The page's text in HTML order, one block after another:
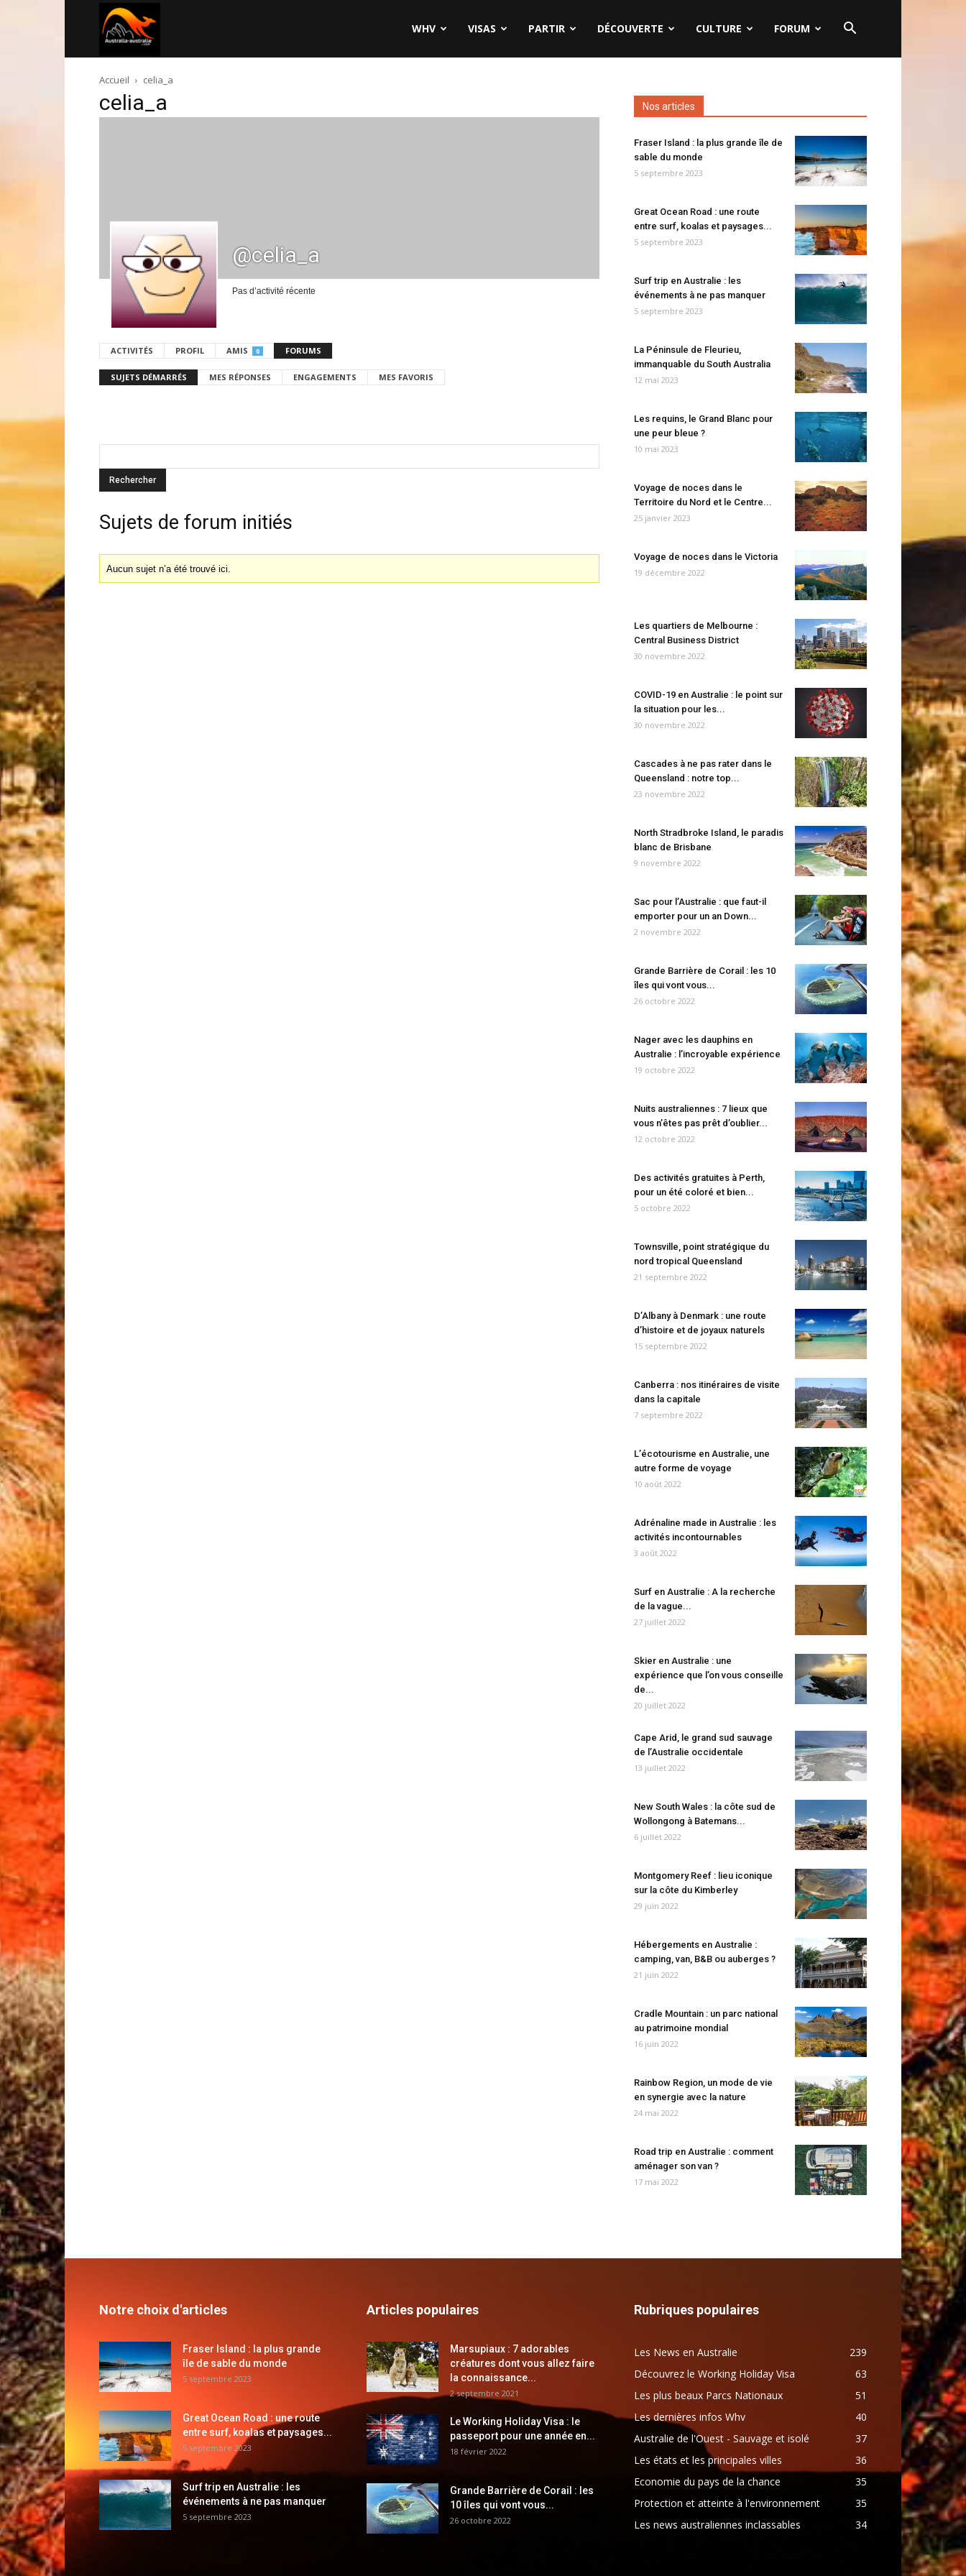
australie.com
WHV VISAS PARTIR DÉCOUVERTE CULTURE FORUM
Accueil celia_a
celia_a
@celia_a
Pas d’activité récente
ACTIVITÉS PROFIL AMIS 0 FORUMS
SUJETS DÉMARRÉS MES RÉPONSES ENGAGEMENTS MES FAVORIS
Sujets de forum initiés
Aucun sujet n’a été trouvé ici.
Nos articles
Fraser Island : la plus grande île de
sable du monde
5 septembre 2023
Great Ocean Road : une route
entre surf, koalas et paysages...
5 septembre 2023
Surf trip en Australie : les
événements à ne pas manquer
5 septembre 2023
La Péninsule de Fleurieu,
immanquable du South Australia
12 mai 2023
Les requins, le Grand Blanc pour
une peur bleue ?
10 mai 2023
Voyage de noces dans le
Territoire du Nord et le Centre...
25 janvier 2023
Voyage de noces dans le Victoria
19 décembre 2022
Les quartiers de Melbourne :
Central Business District
30 novembre 2022
COVID-19 en Australie : le point sur
la situation pour les...
30 novembre 2022
Cascades à ne pas rater dans le
Queensland : notre top...
23 novembre 2022
North Stradbroke Island, le paradis
blanc de Brisbane
9 novembre 2022
Sac pour l’Australie : que faut-il
emporter pour un an Down...
2 novembre 2022
Grande Barrière de Corail : les 10
îles qui vont vous...
26 octobre 2022
Nager avec les dauphins en
Australie : l’incroyable expérience
19 octobre 2022
Nuits australiennes : 7 lieux que
vous n’êtes pas prêt d’oublier...
12 octobre 2022
Des activités gratuites à Perth,
pour un été coloré et bien...
5 octobre 2022
Townsville, point stratégique du
nord tropical Queensland
21 septembre 2022
D’Albany à Denmark : une route
d’histoire et de joyaux naturels
15 septembre 2022
Canberra : nos itinéraires de visite
dans la capitale
7 septembre 2022
L’écotourisme en Australie, une
autre forme de voyage
10 août 2022
Adrénaline made in Australie : les
activités incontournables
3 août 2022
Surf en Australie : A la recherche
de la vague...
27 juillet 2022
Skier en Australie : une
expérience que l’on vous conseille
de...
20 juillet 2022
Cape Arid, le grand sud sauvage
de l’Australie occidentale
13 juillet 2022
New South Wales : la côte sud de
Wollongong à Batemans...
6 juillet 2022
Montgomery Reef : lieu iconique
sur la côte du Kimberley
29 juin 2022
Hébergements en Australie :
camping, van, B&B ou auberges ?
21 juin 2022
Cradle Mountain : un parc national
au patrimoine mondial
16 juin 2022
Rainbow Region, un mode de vie
en synergie avec la nature
24 mai 2022
Road trip en Australie : comment
aménager son van ?
17 mai 2022
Notre choix d'articles
Fraser Island : la plus grande
île de sable du monde
5 septembre 2023
Great Ocean Road : une route
entre surf, koalas et paysages...
5 septembre 2023
Surf trip en Australie : les
événements à ne pas manquer
5 septembre 2023
Articles populaires
Marsupiaux : 7 adorables
créatures dont vous allez faire
la connaissance...
2 septembre 2021
Le Working Holiday Visa : le
passeport pour une année en...
18 février 2022
Grande Barrière de Corail : les
10 îles qui vont vous...
26 octobre 2022
Rubriques populaires
Les News en Australie
239
Découvrez le Working Holiday Visa
63
Les plus beaux Parcs Nationaux
51
Les dernières infos Whv
40
Australie de l'Ouest - Sauvage et isolé
37
Les états et les principales villes
36
Economie du pays de la chance
35
Protection et atteinte à l'environnement
35
Les news australiennes inclassables
34